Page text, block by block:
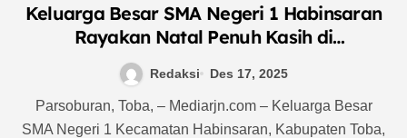
Keluarga Besar SMA Negeri 1 Habinsaran
Rayakan Natal Penuh Kasih di
Redaksi Des 17, 2025
Parsoburan, Toba, – Mediarjn.com – Keluarga Besar
SMA Negeri 1 Kecamatan Habinsaran, Kabupaten Toba,